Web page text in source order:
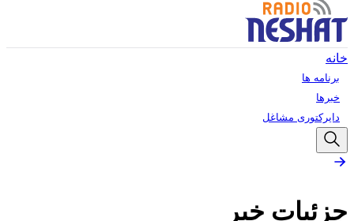
خانه
برنامه ها
خبرها
دایرکتوری مشاغل
جزئیات خبر